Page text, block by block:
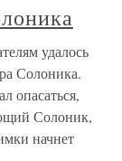
удалось
Солоника.
опасаться,
Солоник,
начнет